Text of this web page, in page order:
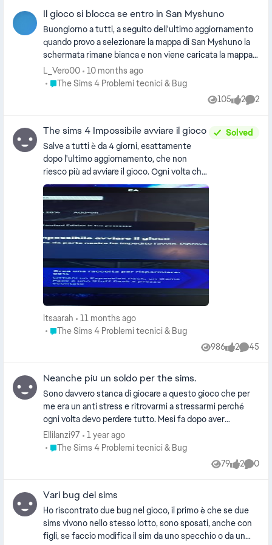
impossibile da giocare in questo modo
Il gioco si blocca se entro in San Myshuno
Buongiorno a tutti, a seguito dell'ultimo aggiornamento
quando provo a selezionare la mappa di San Myshuno la
schermata rimane bianca e non viene caricata la mappa.
Sono costretta a uscire forzatamente dal gioco. Ho già
provato a togliere tutte le mod, riparare il gioco, pulire la
L_Vero00
10 months ago
Place The Sims 4 Problemi tecnici & Bug
The Sims 4 Problemi tecnici & Bug
105
Views 2
likes 2
The sims 4 Impossibile avviare il gioco
Salve a tutti è da 4 giorni, esattamente
dopo l'ultimo aggiornamento, che non
riesco più ad avviare il gioco. Ogni volta che
ci provo mi compaiano queste due
scritte....ho già provato ad riavviare EA e il
computer , ho eliminato tutte le mod, ma
ancora nulla. Sono disperata....vi prego
datemi consigli su casa fare. [Titolo
modificato dal moderatore per chiarezza.
EA_Claus]
Solved
itsaarah
11 months ago
Place The Sims 4 Problemi tecnici & Bug
The Sims 4 Problemi tecnici & Bug
986
Views 2
likes 45
Neanche più un soldo per the sims.
Sono davvero stanca di giocare a questo gioco che per
me era un anti stress e ritrovarmi a stressarmi perché
ogni volta devo perdere tutto. Mesi fa dopo aver
comprato “in affitto” che comportava un bug di
caricamento infinito per salvataggi molto grandi voi del
team mi avete consigliato purtroppo di iniziare un
salvataggio nuovo perché non c’era nulla che si poteva
santa pazienza ho iniziato una nuova partita, tutto molto
bello finché non sono partiti questi ultimi aggiornamenti.
Da all’ora ogni aggiornamento è un danno. Attualmente
ho fatto tutto ciò che mi avete detto, pulito le chance,
Ellilanzi97
1 year ago
Place The Sims 4 Problemi tecnici & Bug
The Sims 4 Problemi tecnici & Bug
79
Views 2
likes 0
Vari bug dei sims
Ho riscontrato due bug nel gioco, il primo è che se due
sims vivono nello stesso lotto, sono sposati, anche con
figli, se faccio modifica il sim da uno specchio o da un